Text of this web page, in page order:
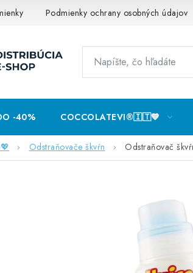
Podmienky ochrany osobných údajov
-40% COCCOLATEVI®️🇮🇹💙
Odstraňovače škvŕn Odstraňovač